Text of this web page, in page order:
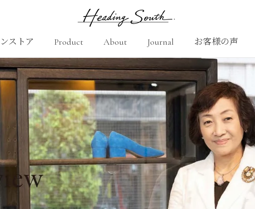
ストア
Product
About
Journal
お客様の声
シェアする